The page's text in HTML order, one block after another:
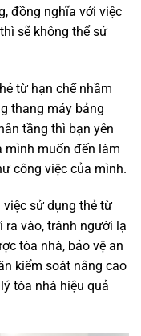
đồng nghĩa với việc
sẽ không thể sử
từ hạn chế nhầm
thang máy bảng
tầng thì bạn yên
mình muốn đến làm
công việc của mình.
việc sử dụng thẻ từ
vào, tránh người lạ
tòa nhà, bảo vệ an
kiểm soát nâng cao
tòa nhà hiệu quả